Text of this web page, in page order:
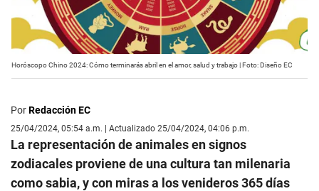
Horóscopo Chino 2024: Cómo terminarás abril en el amor, salud y trabajo | Foto: Diseño EC
PorRedacción EC
25/04/2024, 05:54 a.m. | Actualizado 25/04/2024, 04:06 p.m.
La representación de animales en signos
zodiacales proviene de una cultura tan milenaria
como sabia, y con miras a los venideros 365 días